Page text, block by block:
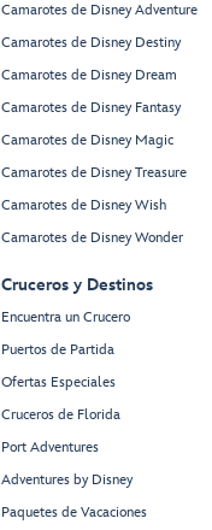
Camarotes de Disney Adventure
Camarotes de Disney Destiny
Camarotes de Disney Dream
Camarotes de Disney Fantasy
Camarotes de Disney Magic
Camarotes de Disney Treasure
Camarotes de Disney Wish
Camarotes de Disney Wonder
Cruceros y Destinos
Encuentra un Crucero
Puertos de Partida
Ofertas Especiales
Cruceros de Florida
Port Adventures
Adventures by Disney
Paquetes de Vacaciones